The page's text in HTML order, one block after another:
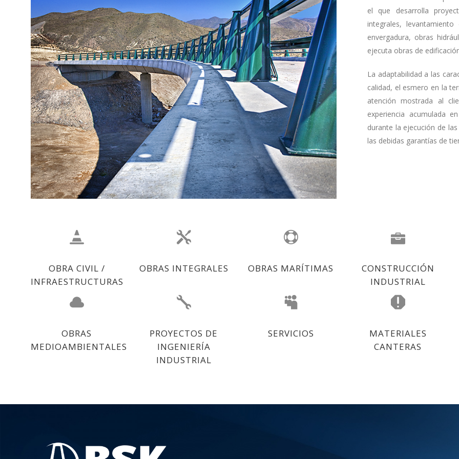
el que desarrolla
integrales,
envergadura, obras
ejecuta obras de
La adaptabilidad a las
calidad, el esmero en la
atención mostrada al
experiencia acumulada
durante la ejecución de
las debidas garantías de
OBRA CIVIL /
INFRAESTRUCTURAS
OBRAS INTEGRALES OBRAS MARÍTIMAS
CONSTRUCCIÓN
INDUSTRIAL
OBRAS
MEDIOAMBIENTALES
PROYECTOS DE
INGENIERÍA
INDUSTRIAL
SERVICIOS
MATERIALES
CANTERAS